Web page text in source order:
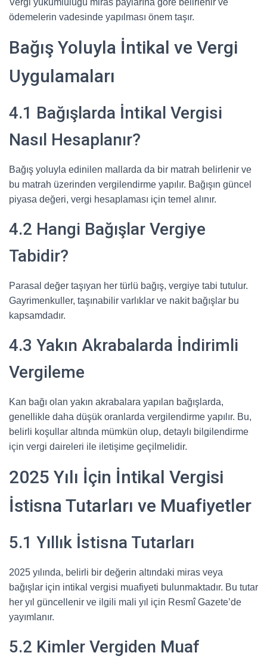
Vergi yükümlülüğü miras paylarına göre belirlenir ve
ödemelerin vadesinde yapılması önem taşır.
Bağış Yoluyla İntikal ve Vergi
Uygulamaları
4.1 Bağışlarda İntikal Vergisi
Nasıl Hesaplanır?
Bağış yoluyla edinilen mallarda da bir matrah belirlenir ve
bu matrah üzerinden vergilendirme yapılır. Bağışın güncel
piyasa değeri, vergi hesaplaması için temel alınır.
4.2 Hangi Bağışlar Vergiye
Tabidir?
Parasal değer taşıyan her türlü bağış, vergiye tabi tutulur.
Gayrimenkuller, taşınabilir varlıklar ve nakit bağışlar bu
kapsamdadır.
4.3 Yakın Akrabalarda İndirimli
Vergileme
Kan bağı olan yakın akrabalara yapılan bağışlarda,
genellikle daha düşük oranlarda vergilendirme yapılır. Bu,
belirli koşullar altında mümkün olup, detaylı bilgilendirme
için vergi daireleri ile iletişime geçilmelidir.
2025 Yılı İçin İntikal Vergisi
İstisna Tutarları ve Muafiyetler
5.1 Yıllık İstisna Tutarları
2025 yılında, belirli bir değerin altındaki miras veya
bağışlar için intikal vergisi muafiyeti bulunmaktadır. Bu tutar
her yıl güncellenir ve ilgili mali yıl için Resmî Gazete’de
yayımlanır.
5.2 Kimler Vergiden Muaf